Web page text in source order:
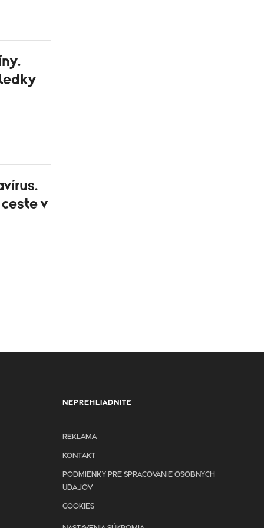
v
NEPREHLIADNITE
REKLAMA
KONTAKT
PODMIENKY PRE SPRACOVANIE OSOBNYCH
UDAJOV
COOKIES